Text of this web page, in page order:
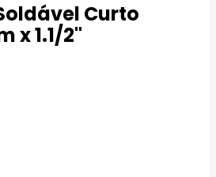
Curto
x 1.1/2"